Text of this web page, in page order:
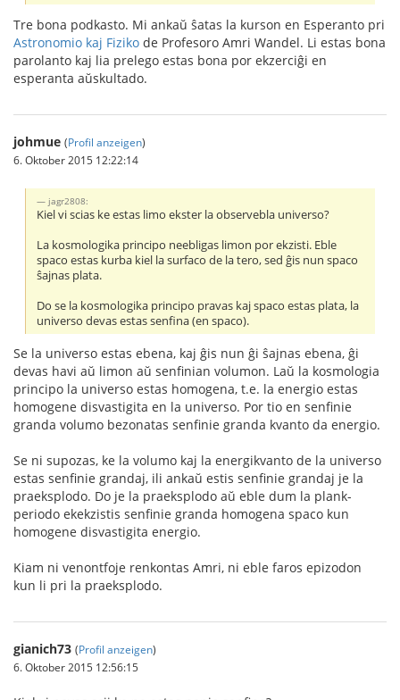
Tre bona podkasto. Mi ankaŭ ŝatas la kurson en Esperanto pri
Astronomio kaj Fiziko de Profesoro Amri Wandel. Li estas bona
parolanto kaj lia prelego estas bona por ekzerciĝi en
esperanta aŭskultado.
johmue (Profil anzeigen)
6. Oktober 2015 12:22:14
jagr2808:
Kiel vi scias ke estas limo ekster la observebla universo?
La kosmologika principo neebligas limon por ekzisti. Eble
spaco estas kurba kiel la surfaco de la tero, sed ĝis nun spaco
ŝajnas plata.
Do se la kosmologika principo pravas kaj spaco estas plata, la
universo devas estas senfina (en spaco).
Se la universo estas ebena, kaj ĝis nun ĝi ŝajnas ebena, ĝi
devas havi aŭ limon aŭ senfinian volumon. Laŭ la kosmologia
principo la universo estas homogena, t.e. la energio estas
homogene disvastigita en la universo. Por tio en senfinie
granda volumo bezonatas senfinie granda kvanto da energio.
Se ni supozas, ke la volumo kaj la energikvanto de la universo
estas senfinie grandaj, ili ankaŭ estis senfinie grandaj je la
praeksplodo. Do je la praeksplodo aŭ eble dum la plank-
periodo ekekzistis senfinie granda homogena spaco kun
homogene disvastigita energio.
Kiam ni venontfoje renkontas Amri, ni eble faros epizodon
kun li pri la praeksplodo.
gianich73 (Profil anzeigen)
6. Oktober 2015 12:56:15